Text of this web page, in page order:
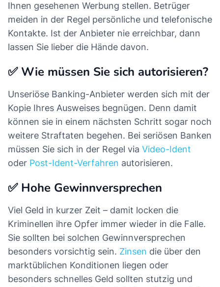
Ihnen gesehenen Werbung stellen. Betrüger
meiden in der Regel persönliche und telefonische
Kontakte. Ist der Anbieter nie erreichbar, dann
lassen Sie lieber die Hände davon.
✅ Wie müssen Sie sich autorisieren?
Unseriöse Banking-Anbieter werden sich mit der
Kopie Ihres Ausweises begnügen. Denn damit
können sie in einem nächsten Schritt sogar noch
weitere Straftaten begehen. Bei seriösen Banken
müssen Sie sich in der Regel via Video-Ident
oder Post-Ident-Verfahren autorisieren.
✅ Hohe Gewinnversprechen
Viel Geld in kurzer Zeit – damit locken die
Kriminellen ihre Opfer immer wieder in die Falle.
Sie sollten bei solchen Gewinnversprechen
besonders vorsichtig sein. Zinsen die über den
marktüblichen Konditionen liegen oder
besonders schnelles Geld sollten stutzig und